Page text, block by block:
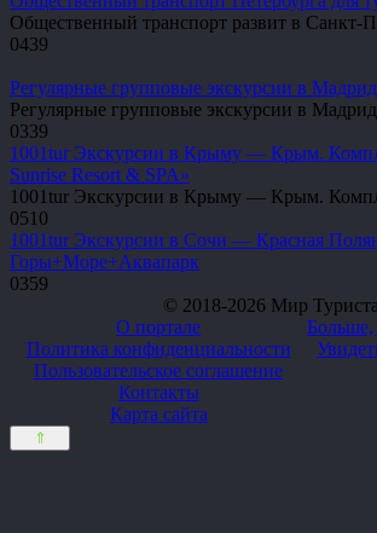
Общественный транспорт развит в Санкт-
0439
Регулярные групповые экскурсии в
Регулярные групповые экскурсии в
0339
1001tur Экскурсии в Крыму — Крым.
Sunrise Resort & SPA»
1001tur Экскурсии в Крыму — Крым.
0510
1001tur Экскурсии в Сочи — Красная
Горы+Море+Аквапарк
0359
© 2018-2026 Мир Туриста
О портале
Политика конфиденциальности
Пользовательское соглашение
Контакты
Карта сайта
Больше,